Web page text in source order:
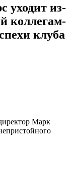
уходит из-
коллегам-
клуба
Марк